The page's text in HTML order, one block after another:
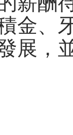
金、
展，